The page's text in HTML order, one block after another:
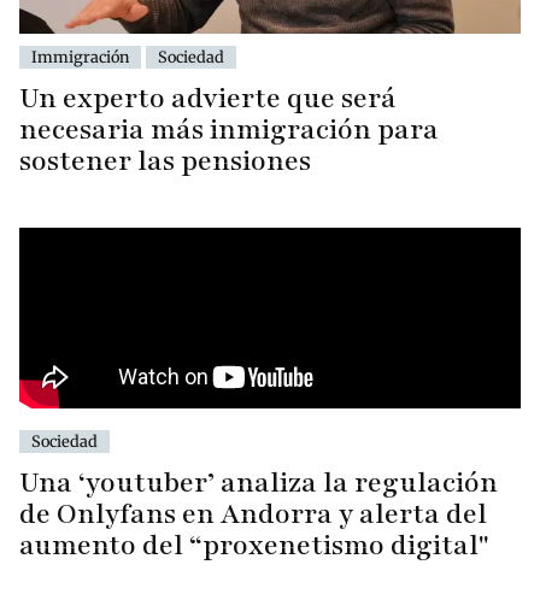
Immigración Sociedad
Un experto advierte que será
necesaria más inmigración para
sostener las pensiones
Sociedad
Una ‘youtuber’ analiza la regulación
de Onlyfans en Andorra y alerta del
aumento del “proxenetismo digital"